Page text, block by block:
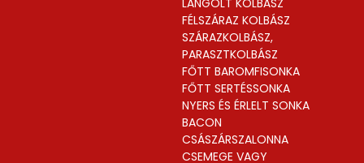
LÁNGOLT KOLBÁSZ
FÉLSZÁRAZ KOLBÁSZ
SZÁRAZKOLBÁSZ,
PARASZTKOLBÁSZ
FŐTT BAROMFISONKA
FŐTT SERTÉSSONKA
NYERS ÉS ÉRLELT SONKA
BACON
CSÁSZÁRSZALONNA
CSEMEGE VAGY